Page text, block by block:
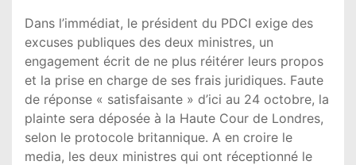
Dans l’immédiat, le président du PDCI exige des
excuses publiques des deux ministres, un
engagement écrit de ne plus réitérer leurs propos
et la prise en charge de ses frais juridiques. Faute
de réponse « satisfaisante » d’ici au 24 octobre, la
plainte sera déposée à la Haute Cour de Londres,
selon le protocole britannique. A en croire le
media, les deux ministres qui ont réceptionné le